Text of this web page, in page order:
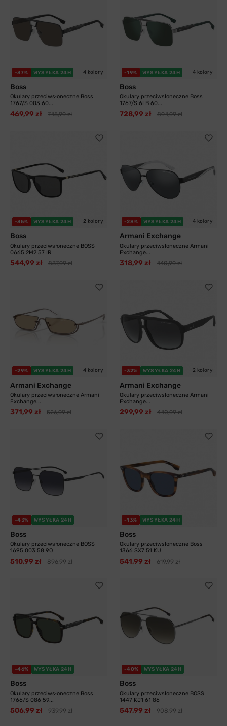
-37% WYSYŁKA 24H 4 kolory
Boss
Okulary przeciwsłoneczne Boss
1767/S 003 60...
469,99 zł 745,99 zł
-19% WYSYŁKA 24H 4 kolory
Boss
Okulary przeciwsłoneczne Boss
1767/S 6LB 60...
728,99 zł 894,99 zł
-35% WYSYŁKA 24H 2 kolory
Boss
Okulary przeciwsłoneczne BOSS
0665 2M2 57 IR
544,99 zł 837,99 zł
-28% WYSYŁKA 24H 4 kolory
Armani Exchange
Okulary przeciwsłoneczne Armani
Exchange...
318,99 zł 440,99 zł
-29% WYSYŁKA 24H 4 kolory
Armani Exchange
Okulary przeciwsłoneczne Armani
Exchange...
371,99 zł 526,99 zł
-32% WYSYŁKA 24H 2 kolory
Armani Exchange
Okulary przeciwsłoneczne Armani
Exchange...
299,99 zł 440,99 zł
-43% WYSYŁKA 24H
Boss
Okulary przeciwsłoneczne BOSS
1695 003 58 9O
510,99 zł 896,99 zł
-13% WYSYŁKA 24H
Boss
Okulary przeciwsłoneczne Boss
1366 SX7 51 KU
541,99 zł 619,99 zł
-46% WYSYŁKA 24H
Boss
Okulary przeciwsłoneczne Boss
1766/S 086 59...
506,99 zł 939,99 zł
-40% WYSYŁKA 24H
Boss
Okulary przeciwsłoneczne BOSS
1447 KJ1 61 86
547,99 zł 908,99 zł